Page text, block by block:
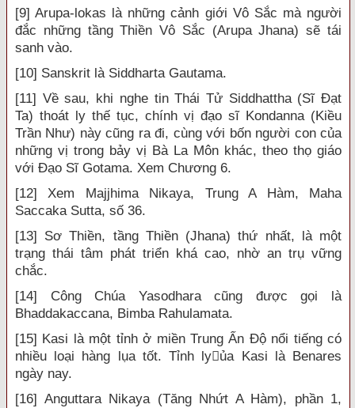
[9] Arupa-lokas là những cảnh giới Vô Sắc mà người
đắc những tầng Thiền Vô Sắc (Arupa Jhana) sẽ tái
sanh vào.
[10] Sanskrit là Siddharta Gautama.
[11] Về sau, khi nghe tin Thái Tử Siddhattha (Sĩ Đạt
Ta) thoát ly thế tục, chính vị đạo sĩ Kondanna (Kiều
Trần Như) này cũng ra đi, cùng với bốn người con của
những vị trong bảy vị Bà La Môn khác, theo thọ giáo
với Đạo Sĩ Gotama. Xem Chương 6.
[12] Xem Majjhima Nikaya, Trung A Hàm, Maha
Saccaka Sutta, số 36.
[13] Sơ Thiền, tầng Thiền (Jhana) thứ nhất, là một
trạng thái tâm phát triển khá cao, nhờ an trụ vững
chắc.
[14] Công Chúa Yasodhara cũng được gọi là
Bhaddakaccana, Bimba Rahulamata.
[15] Kasi là một tỉnh ở miền Trung Ấn Độ nổi tiếng có
nhiều loại hàng lụa tốt. Tỉnh lyủa Kasi là Benares
ngày nay.
[16] Anguttara Nikaya (Tăng Nhứt A Hàm), phần 1,